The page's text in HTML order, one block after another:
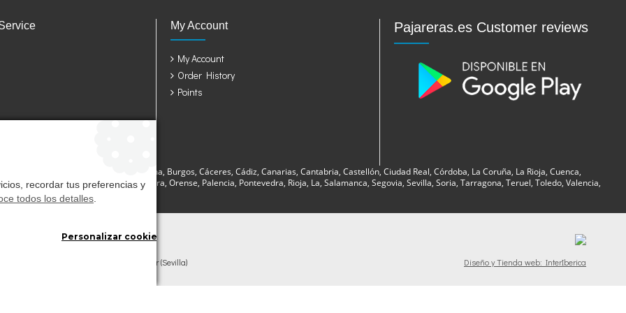
My Account
My Account
Order History
Points
Pajareras.es Customer reviews
Avila, Badajoz, Baleares, Barcelona, Burgos, Cáceres, Cádiz, Canarias, Cantabria, Castellón, Ciudad Real, Córdoba, La Coruña, La Rioja, Cuenca,
Lugo, Madrid, Málaga, Murcia, Navarra, Orense, Palencia, Pontevedra, Rioja, La, Salamanca, Segovia, Sevilla, Soria, Tarragona, Teruel, Toledo, Valencia,
Ind. Gandul C.P. 41510 Mairena del Alcor (Sevilla) Diseño y Tienda web: InterIberica
recordar tus preferencias y
todos los detalles
Personalizar cookies